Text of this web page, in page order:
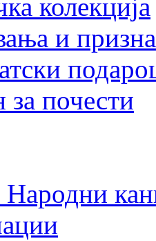
колекција
и
за почести
Народни